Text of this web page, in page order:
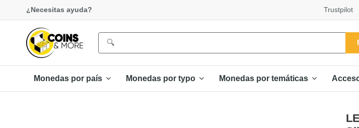
¿Necesitas ayuda? Trustpilot
Monedas por país Monedas por typo Monedas por temáticas